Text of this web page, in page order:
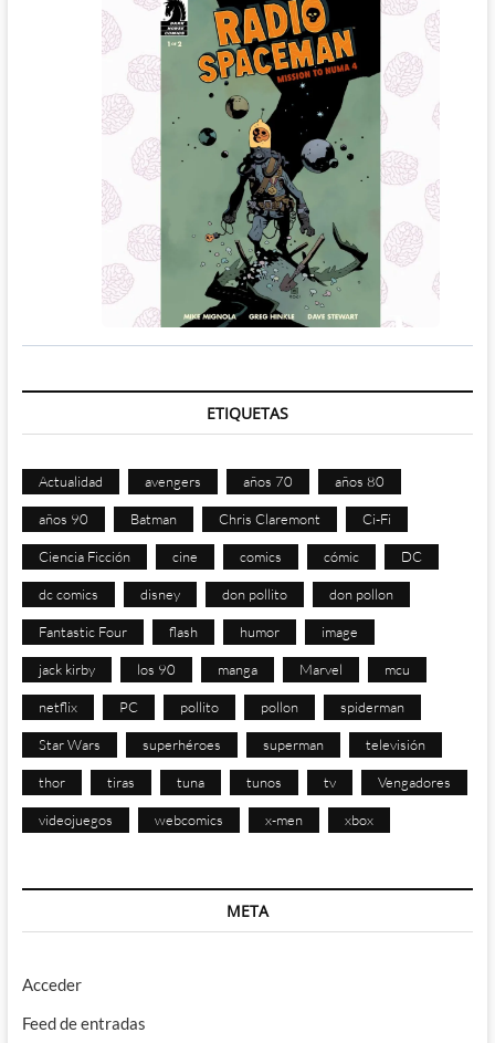
ETIQUETAS
Actualidad avengers años 70 años 80
años 90 Batman Chris Claremont Ci-Fi
Ciencia Ficción cine comics cómic DC
dc comics disney don pollito don pollon
Fantastic Four flash humor image
jack kirby los 90 manga Marvel mcu
netflix PC pollito pollon spiderman
Star Wars superhéroes superman televisión
thor tiras tuna tunos tv Vengadores
videojuegos webcomics x-men xbox
META
Acceder
Feed de entradas